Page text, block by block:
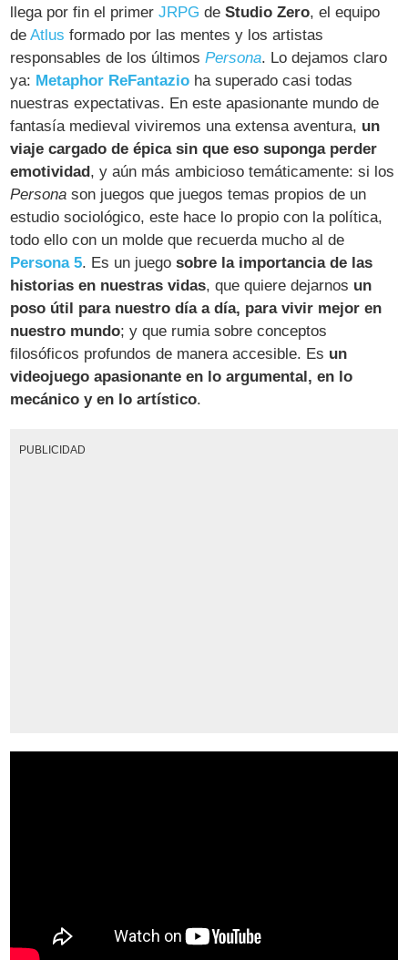
llega por fin el primerJRPG deStudio Zero, el equipo
deAtlus formado por las mentes y los artistas
responsables de los últimosPersona. Lo dejamos claro
ya: Metaphor ReFantazio ha superado casi todas
nuestras expectativas. En este apasionante mundo de
fantasía medieval viviremos una extensa aventura, un
viaje cargado de épica sin que eso suponga perder
emotividad , y aún más ambicioso temáticamente: si los
Persona son juegos que juegos temas propios de un
estudio sociológico, este hace lo propio con la política,
todo ello con un molde que recuerda mucho al de
Persona 5. Es un juegosobre la importancia de las
historias en nuestras vidas, que quiere dejarnos un
poso útil para nuestro día a día, para vivir mejor en
nuestro mundo; y que rumia sobre conceptos
filosóficos profundos de manera accesible. Es un
videojuego apasionante en lo argumental, en lo
mecánico y en lo artístico.
PUBLICIDAD